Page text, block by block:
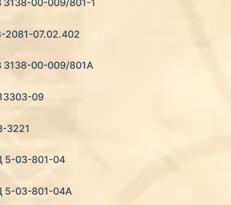
3138-00-009/801-1
2081-07.02.402
3138-00-009/801А
09
3221
5-03-801-04
5-03-801-04А